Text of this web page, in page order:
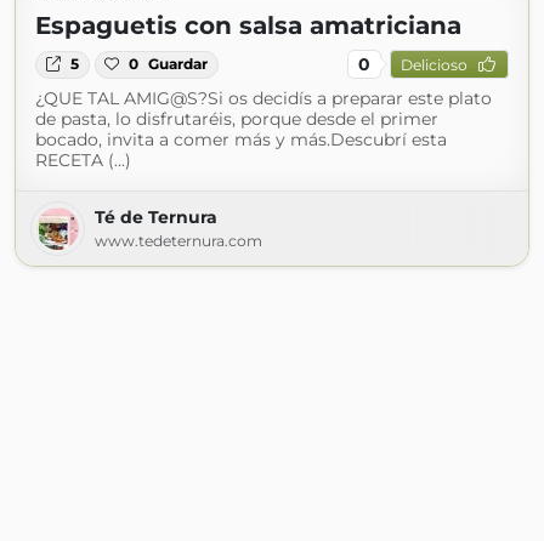
Espaguetis con salsa amatriciana
5 0 Guardar 0 Delicioso
¿QUE TAL AMIG@S?Si os decidís a preparar este plato
de pasta, lo disfrutaréis, porque desde el primer
bocado, invita a comer más y más.Descubrí esta
RECETA (...)
Té de Ternura
www.tedeternura.com